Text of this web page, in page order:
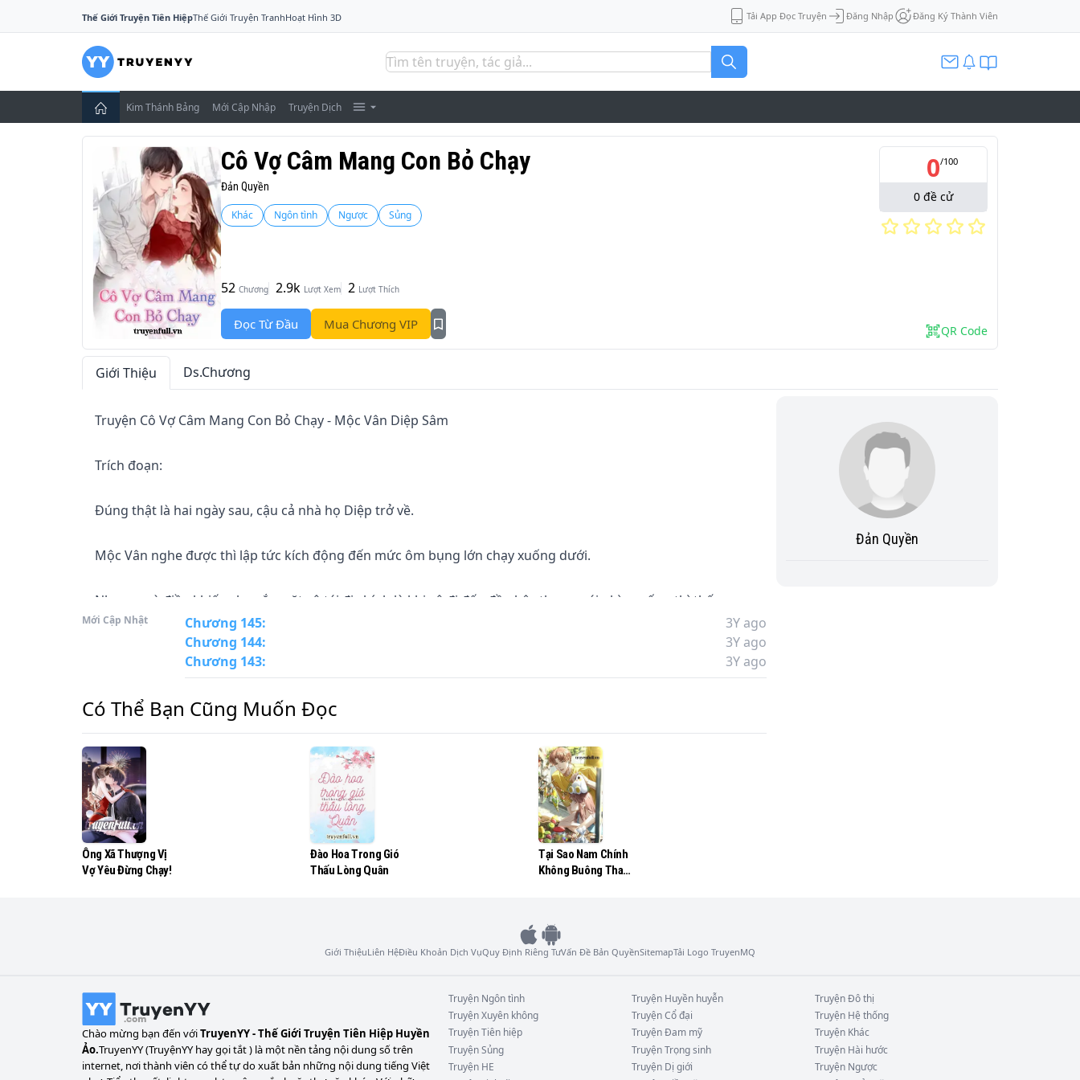
Thế Giới Truyện Tiên HiệpThế Giới Truyện TranhHoạt Hình 3D Tải App Đọc Truyện Đăng Nhập Đăng Ký Thành Viên
Kim Thánh Bảng Mới Cập Nhập Truyện Dịch
Cô Vợ Câm Mang Con Bỏ Chạy
Đản Quyền
Khác Ngôn tình Ngược Sủng
52 Chương 2.9k Lượt Xem 2 Lượt Thích
Đọc Từ Đầu Mua Chương VIP
0/100
0 đề cử
QR Code
Giới Thiệu Ds.Chương
Truyện Cô Vợ Câm Mang Con Bỏ Chạy - Mộc Vân Diệp Sâm
Trích đoạn:
Đúng thật là hai ngày sau, cậu cả nhà họ Diệp trở về.
Mộc Vân nghe được thì lập tức kích động đến mức ôm bụng lớn chạy xuống dưới.
Nhưng mà điều khiến cho sắc mặt cô tái đi chính là khi cô đi đến đầu bậc thang, cái nhìn xuống thì thấy
trong trong phòng khách
phía dưới, ngoại trừ người đàn ông có ngày đêm mong nhớ thì ở bên cạnh anh còn một người phụ nữ khác.
“Tôi có ý gì không ông rõ à? Tôi đã nói từ trước, tôi không có bất cứ liên quan nào đến cuộc hôn nhân này.
Người phụ nữ tôi muốn
cưới là Cố Cần Mai, bây giờ cô ấy đang đứng cạnh tôi!”
Diệp Sâm mặc một chiếc áo khoác màu đen mỏng, khuôn mặt anh tuấn như được điều khắc tỉ mỉ, đôi mắt
đen sâu thẳm như băng lạnh. Anh
nhìn chằm chằm người ba này, cả người nhìn qua như được bao phủ bởi một lớp sương lạnh!
Mới Cập Nhật Chương 145:
3Y ago
Chương 144:
3Y ago
Chương 143: 3Y ago
Có Thể Bạn Cũng Muốn Đọc
Ông Xã Thượng Vị
Vợ Yêu Đừng Chạy!
Đào Hoa Trong Gió
Thấu Lòng Quân
Tại Sao Nam Chính
Không Buông Tha
Đản Quyền
Giới ThiệuLiên HệĐiều Khoản Dịch VụQuy Định Riêng TưVấn Đề Bản QuyềnSitemapTải Logo TruyenMQ
Chào mừng bạn đến vớiTruyenYY - Thế Giới Truyện Tiên Hiệp Huyền
Ảo.TruyenYY (TruyệnYY hay gọi tắt ) là một nền tảng nội dung số trên
internet, nơi thành viên có thể tự do xuất bản những nội dung tiếng Việt
Truyện Ngôn tình Truyện Huyền huyễn TruyệnĐô thị
TruyệnXuyên không TruyệnCổ đại Truyện Hệ thống
TruyệnTiên hiệp TruyệnĐam mỹ Truyện Khác
TruyệnSủng TruyệnTrọng sinh Truyện Hài hước
Truyện HE Truyện Dị giới Truyện Ngược